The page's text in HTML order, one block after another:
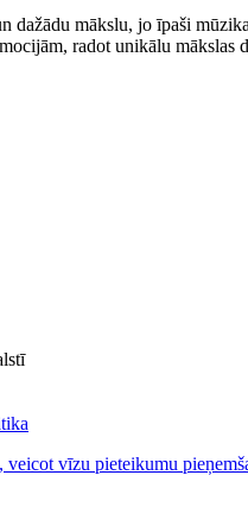
dažādu mākslu, jo īpaši
radot unikālu
veicot vīzu pieteikumu